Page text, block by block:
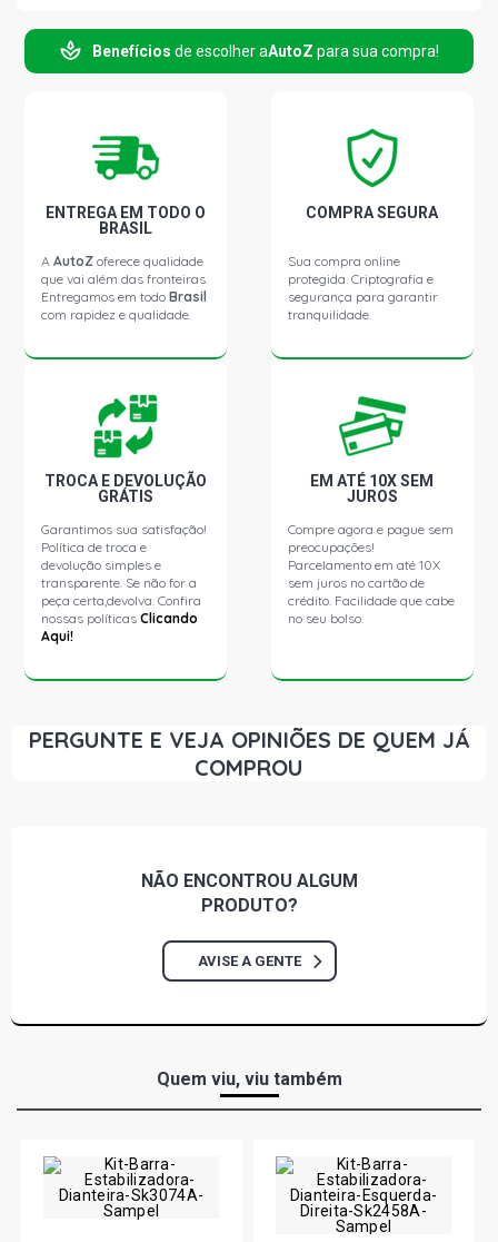
CORSA SEDAN GL SEDAN 1.6 8V GASOLINA (1995 -
1996)
CORSA SEDAN GLS SEDAN 1.6 8V GASOLINA (1996 -
Benefícios de escolher aAutoZ para sua compra!
ENTREGA EM TODO O
BRASIL
AAutoZ oferece qualidade
que vai além das fronteiras.
Entregamos em todoBrasil
com rapidez e qualidade.
COMPRA SEGURA
Sua compra online
protegida. Criptografia e
segurança para garantir
tranquilidade.
TROCA E DEVOLUÇÃO
GRÁTIS
Garantimos sua satisfação!
Política de troca e
devolução simples e
transparente. Se não for a
peça certa,devolva. Confira
nossas políticasClicando
Aqui!
EM ATÉ 10X SEM
JUROS
Compre agora e pague sem
preocupações!
Parcelamento em até 10X
sem juros no cartão de
crédito. Facilidade que cabe
no seu bolso.
PERGUNTE E VEJA OPINIÕES DE QUEM JÁ
COMPROU
NÃO ENCONTROU ALGUM
PRODUTO?
AVISE A GENTE
Quem viu, viu também